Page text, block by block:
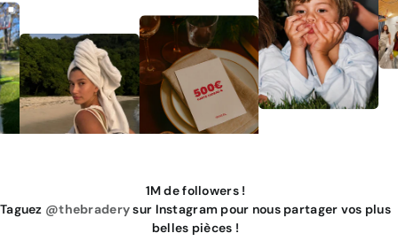
1M de followers !
Taguez @thebraderysur Instagram pour nous partager vos plus
belles pièces !